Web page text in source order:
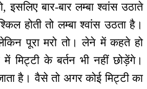
इसलिए बार-बार लम्बा श्वांस उठाते
होती तो लम्बा श्वांस उठता है।
पूरा मरो तो। लेने में कहते हो
मिट्टी के बर्तन भी नहीं छोड़ेंगे।
है। वैसे तो अगर कोई मिट्टी का